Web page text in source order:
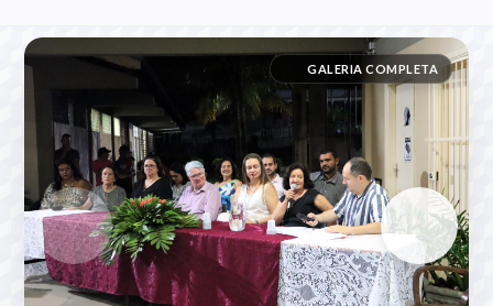
GALERIA COMPLETA